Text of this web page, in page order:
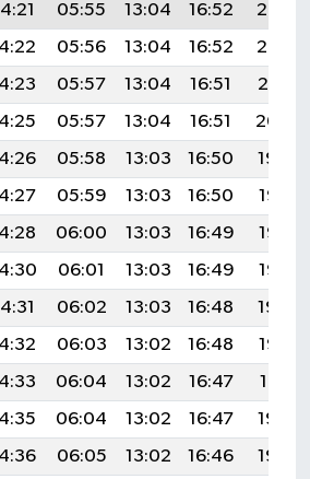
05:55 13:04 16:52
20:03
05:56 13:04 16:52
20:02
05:57 13:04 16:51
20:01
05:57 13:04 16:51
20:00
05:58 13:03 16:50
19:59
05:59 13:03 16:50
19:57
06:00 13:03 16:49
19:56
06:01 13:03 16:49
19:55
06:02 13:03 16:48
19:54
06:03 13:02 16:48
19:52
06:04 13:02 16:47
19:51
06:04 13:02 16:47
19:50
06:05 13:02 16:46
19:48